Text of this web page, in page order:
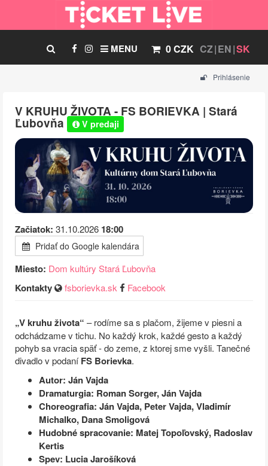
CZ EN SK
0 CZK
MENU
Prihlásenie
V KRUHU ŽIVOTA - FS BORIEVKA | Stará
Ľubovňa V predaji
Začiatok: 31.10.2026 18:00
Pridať do Google kalendára
Miesto: Dom kultúry Stará Ľubovňa
Kontakty fsborievka.sk Facebook
„V kruhu života“ – rodíme sa s plačom, žijeme v piesni a
odchádzame v tichu. No každý krok, každé gesto a každý
pohyb sa vracia späť - do zeme, z ktorej sme vyšli. Tanečné
divadlo v podaníFS Borievka.
Autor: Ján Vajda
Dramaturgia: Roman Sorger, Ján Vajda
Choreografia: Ján Vajda, Peter Vajda, Vladimír
Michalko, Dana Smoligová
Hudobné spracovanie: Matej Topoľovský, Radoslav
Kertis
Spev: Lucia Jarošíková